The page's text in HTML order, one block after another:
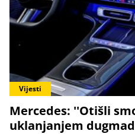
Vijesti
Mercedes: ''Otišli
uklanjanjem